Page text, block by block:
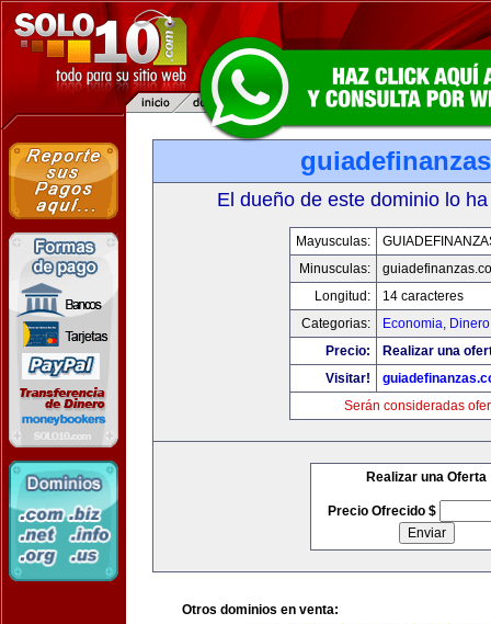
El dueño de este dominio lo
Mayusculas:
Minusculas:
Longitud:
14 caracteres
Categorias:
Economia,
Precio:
Realizar una
Visitar!
Serán consideradas
Realizar una Oferta
Precio Ofrecido $
Otros dominios en venta: